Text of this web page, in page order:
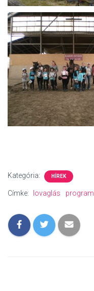
Kategória: HÍREK
Címke: lovaglás program